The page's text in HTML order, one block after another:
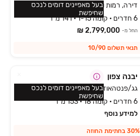
דירה, רמות ויצמן, יבנה
6 חדרים • קומה 1-15 • 141 מ״ר
החל מ- 2,799,000 ₪
תנאי תשלום 10/90
בעל מאפיינים דומים לנכס
שחיפשת
יבנה צפון
גג/פנטהאוז, נאות שז"ר, יבנה
6 חדרים • קומה 18 • 153 מ״ר
למידע נוסף
30% בחתימת החוזה
בעל מאפיינים דומים לנכס
שחיפשת